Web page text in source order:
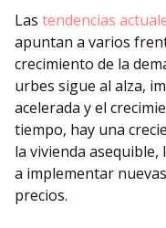
Las tendencias
apuntan a varios
crecimiento de la
urbes sigue al alza,
acelerada y el
tiempo, hay una
la vivienda
a implementar
precios.